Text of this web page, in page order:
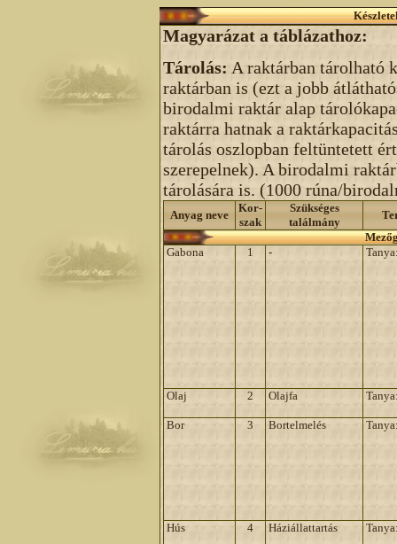
Magyarázat a táblázathoz:
Tárolás: A raktárban tárolható
raktárban is (ezt a jobb
birodalmi raktár alap
raktárra hatnak a
tárolás oszlopban feltüntetett
szerepelnek). A birodalmi
tárolására is. (1000 rúna/
Anyag neve
Kor-
szak
Szükséges
találmány
Gabona
1 -
Olaj 2 Olajfa
Bor 3 Bortelmelés
Hús 4 Háziállattartás